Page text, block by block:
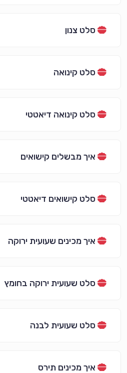
סלט צנון
סלט קינואה
סלט קינואה דיאטטי
איך מבשלים קישואים
סלט קישואים דיאטטי
איך מכינים שעועית ירוקה
סלט שעועית ירוקה בחומץ
סלט שעועית לבנה
איך מכינים תירס